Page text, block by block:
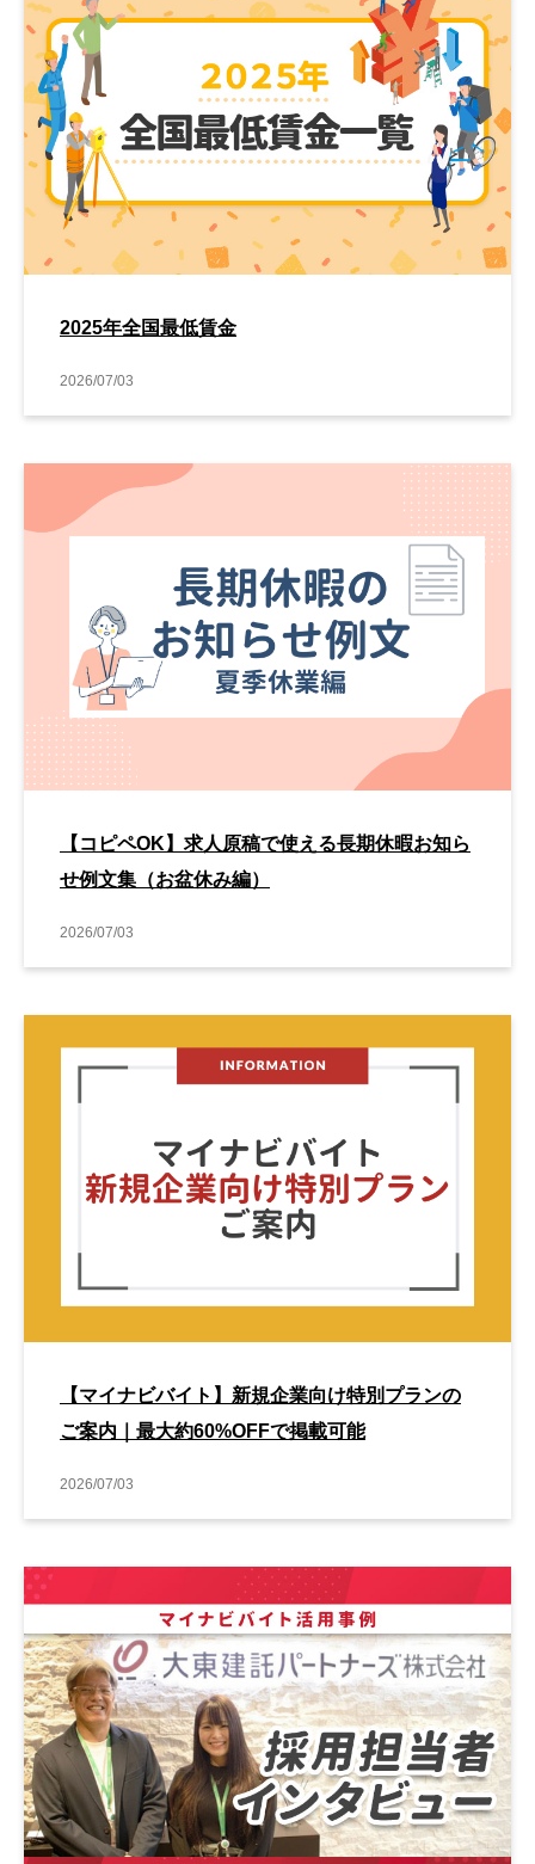
2025年全国最低賃金
2026/07/03
【コピペOK】求人原稿で使える長期休暇お知ら
せ例文集（お盆休み編）
2026/07/03
【マイナビバイト】新規企業向け特別プランの
ご案内｜最大約60%OFFで掲載可能
2026/07/03